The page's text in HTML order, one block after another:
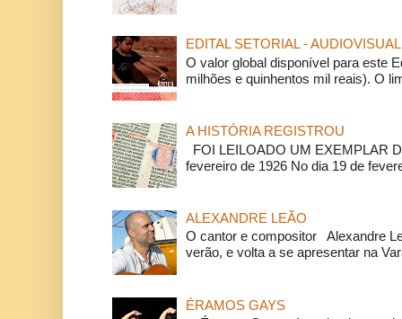
EDITAL SETORIAL - AUDIOVISUAL
O valor global disponível para este
milhões e quinhentos mil reais). O
A HISTÓRIA REGISTROU
FOI LEILOADO UM EXEMPLAR
fevereiro de 1926 No dia 19 de
ALEXANDRE LEÃO
O cantor e compositor Alexandre
verão, e volta a se apresentar na
ÉRAMOS GAYS